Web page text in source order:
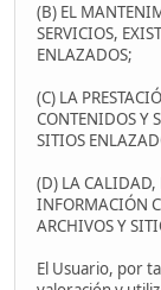
(B) EL
SERVICIOS,
ENLAZADOS;
(C) LA
CONTENIDOS Y
SITIOS
(D) LA
INFORMACIÓN
ARCHIVOS Y
El Usuario, por